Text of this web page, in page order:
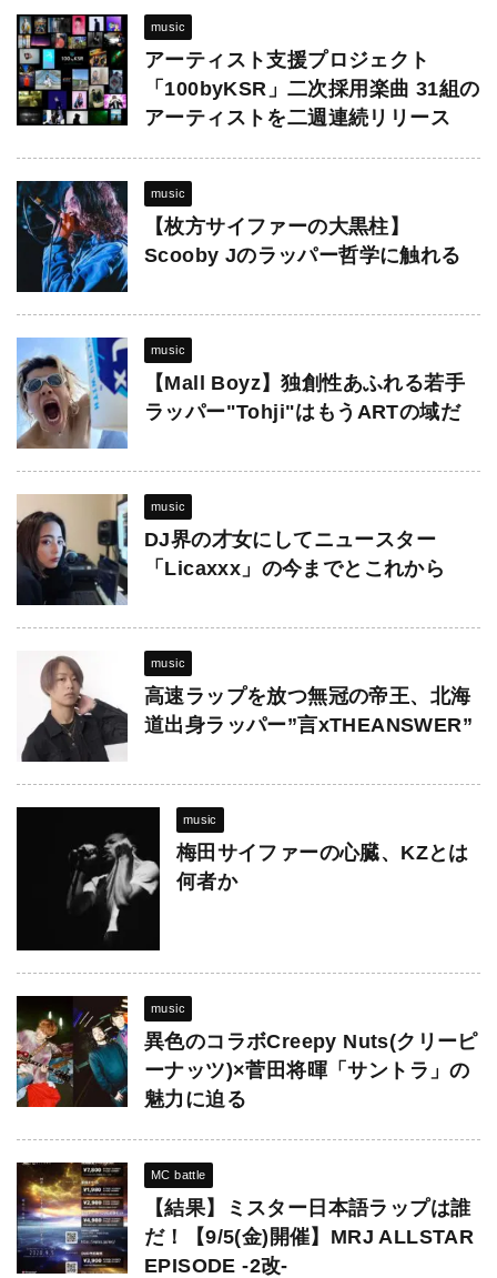
music
アーティスト支援プロジェクト
「100byKSR」二次採用楽曲 31組の
アーティストを二週連続リリース
music
【枚方サイファーの大黒柱】
Scooby Jのラッパー哲学に触れる
music
【Mall Boyz】独創性あふれる若手
ラッパー"Tohji"はもうARTの域だ
music
DJ界の才女にしてニュースター
「Licaxxx」の今までとこれから
music
高速ラップを放つ無冠の帝王、北海
道出身ラッパー”言xTHEANSWER”
music
梅田サイファーの心臓、KZとは
何者か
music
異色のコラボCreepy Nuts(クリーピ
ーナッツ)×菅田将暉「サントラ」の
魅力に迫る
MC battle
【結果】ミスター日本語ラップは誰
だ！【9/5(金)開催】MRJ ALLSTAR
EPISODE -2改-